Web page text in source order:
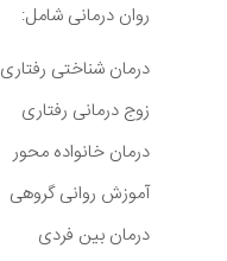
روان درمانی شامل:
درمان شناختی رفتاری
زوج درمانی رفتاری
درمان خانواده محور
آموزش روانی گروهی
درمان بین فردی